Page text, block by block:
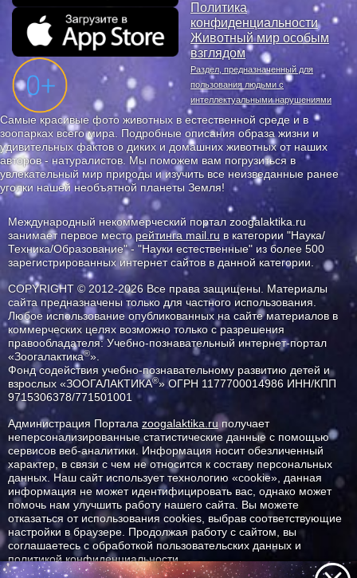
Политика
конфиденциальности
Животный мир особым
взглядом
Раздел, предназначенный для
пользования людьми с
интеллектуальными нарушениями
Самые красивые фото животных в естественной среде и в
зоопарках всего мира. Подробные описания образа жизни и
удивительных фактов о диких и домашних животных от наших
авторов - натуралистов. Мы поможем вам погрузиться в
увлекательный мир природы и изучить все неизведанные ранее
уголки нашей необъятной планеты Земля!
Международный некоммерческий портал zoogalaktika.ru
занимает первое месторейтинга mail.ru в категории "Наука/
Техника/Образование" - "Науки естественные" из более 500
зарегистрированных интернет сайтов в данной категории.
COPYRIGHT © 2012-2026 Все права защищены. Материалы
сайта предназначены только для частного использования.
Любое использование опубликованных на сайте материалов в
коммерческих целях возможно только с разрешения
правообладателя: Учебно-познавательный интернет-портал
«Зоогалактика®».
Фонд содействия учебно-познавательному развитию детей и
взрослых «ЗООГАЛАКТИКА®» ОГРН 1177700014986 ИНН/КПП
9715306378/771501001
Администрация Портала zoogalaktika.ruполучает
неперсонализированные статистические данные с помощью
сервисов веб-аналитики. Информация носит обезличенный
характер, в связи с чем не относится к составу персональных
данных. Наш сайт использует технологию «cookie», данная
информация не может идентифицировать вас, однако может
помочь нам улучшить работу нашего сайта. Вы можете
отказаться от использования cookies, выбрав соответствующие
настройки в браузере. Продолжая работу с сайтом, вы
соглашаетесь с обработкой пользовательских данных и
политикой конфиденциальности.